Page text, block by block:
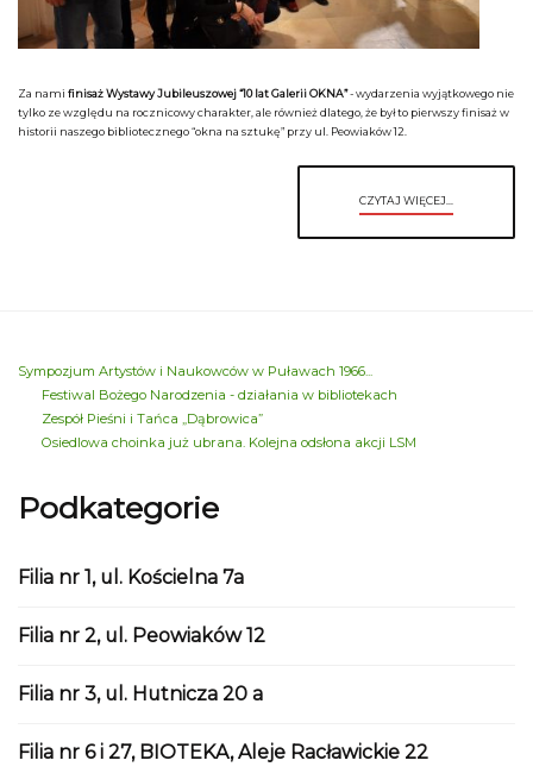
Za nami finisaż Wystawy Jubileuszowej “10 lat Galerii OKNA”- wydarzenia wyjątkowego nie
tylko ze względu na rocznicowy charakter, ale również dlatego, że był to pierwszy finisaż w
historii naszego bibliotecznego “okna na sztukę” przy ul. Peowiaków 12.
CZYTAJ WIĘCEJ...
Sympozjum Artystów i Naukowców w Puławach 1966...
Festiwal Bożego Narodzenia - działania w bibliotekach
Zespół Pieśni i Tańca „Dąbrowica”
Osiedlowa choinka już ubrana. Kolejna odsłona akcji LSM
Podkategorie
Filia nr 1, ul. Kościelna 7a
Filia nr 2, ul. Peowiaków 12
Filia nr 3, ul. Hutnicza 20 a
Filia nr 6 i 27, BIOTEKA, Aleje Racławickie 22